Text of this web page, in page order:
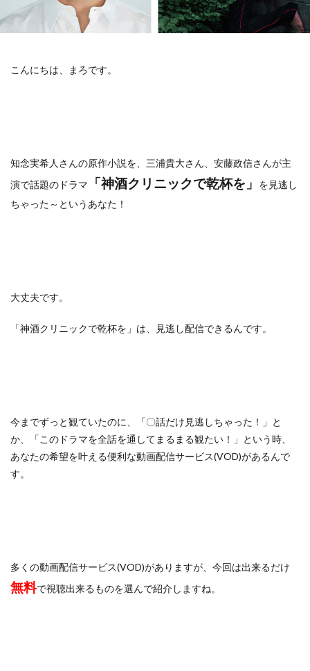
こんにちは、まろです。
知念実希人さんの原作小説を、三浦貴大さん、安藤政信さんが主
演で話題のドラマ
「神酒クリニックで乾杯を」
を見逃し
ちゃった～というあなた！
大丈夫です。
「神酒クリニックで乾杯を」は、見逃し配信できるんです。
今までずっと観ていたのに、「〇話だけ見逃しちゃった！」と
か、「このドラマを全話を通してまるまる観たい！」という時、
あなたの希望を叶える便利な動画配信サービス(VOD)があるんで
す。
多くの動画配信サービス(VOD)がありますが、今回は出来るだけ
無料で視聴出来るものを選んで紹介しますね。